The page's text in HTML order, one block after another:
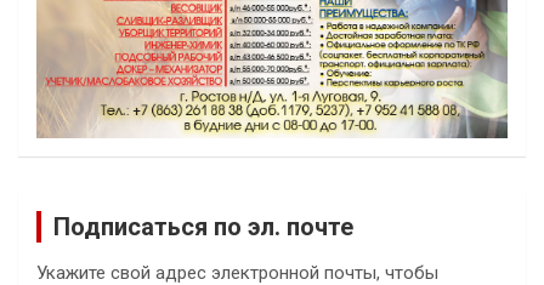
Подписаться по эл. почте
Укажите свой адрес электронной почты, чтобы